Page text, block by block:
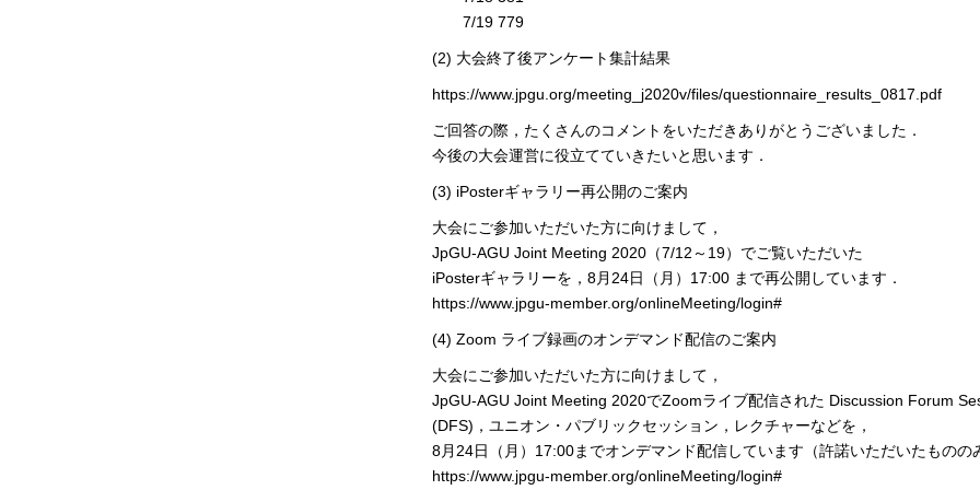
7/19 779
(2) 大会終了後アンケート集計結果
https://www.jpgu.org/meeting_j2020v/files/questionnaire_results_0817.pdf
ご回答の際，たくさんのコメントをいただきありがとうございました．
今後の大会運営に役立てていきたいと思います．
(3) iPosterギャラリー再公開のご案内
大会にご参加いただいた方に向けまして，
JpGU-AGU Joint Meeting 2020（7/12～19）でご覧いただいた
iPosterギャラリーを，8月24日（月）17:00 まで再公開しています．
https://www.jpgu-member.org/onlineMeeting/login#
(4) Zoom ライブ録画のオンデマンド配信のご案内
大会にご参加いただいた方に向けまして，
JpGU-AGU Joint Meeting 2020でZoomライブ配信された Discussion Forum
(DFS)，ユニオン・パブリックセッション，レクチャーなどを，
8月24日（月）17:00までオンデマンド配信しています（許諾いただいたものの
https://www.jpgu-member.org/onlineMeeting/login#